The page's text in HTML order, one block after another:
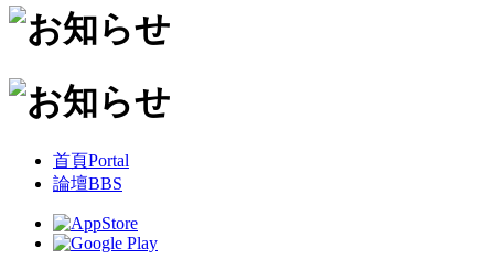
首頁Portal
論壇BBS